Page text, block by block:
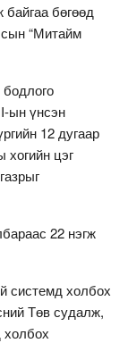
бөгөөд
“Митайм
ын үнсэн
12 дугаар
хогийн цэг
22 нэгж
системд холбох
Төв судалж,
холбох